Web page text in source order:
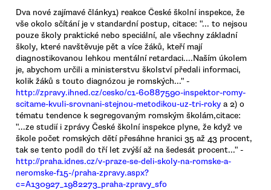
Dva nové zajímavé články1) reakce České školní inspekce, že
vše okolo sčítání je v standardní postup, citace: "... to nejsou
pouze školy praktické nebo speciální, ale všechny základní
školy, které navštěvuje pět a více žáků, kteří mají
diagnostikovanou lehkou mentální retardaci....Naším úkolem
je, abychom určili a ministerstvu školství předali informaci,
kolik žáků s touto diagnózou je romských..." -
http://zpravy.ihned.cz/cesko/c1-60887590-inspektor-romy-
scitame-kvuli-srovnani-stejnou-metodikou-uz-tri-roky a 2) o
tématu tendence k segregovaným romským školám,citace:
"...ze studií i zprávy České školní inspekce plyne, že když ve
škole počet romských dětí přesáhne hranici 35 až 43 procent,
tak se tento podíl do tří let zvýší až na šedesát procent..." -
http://praha.idnes.cz/v-praze-se-deli-skoly-na-romske-a-
neromske-f15-/praha-zpravy.aspx?
c=A130927_1982273_praha-zpravy_sfo